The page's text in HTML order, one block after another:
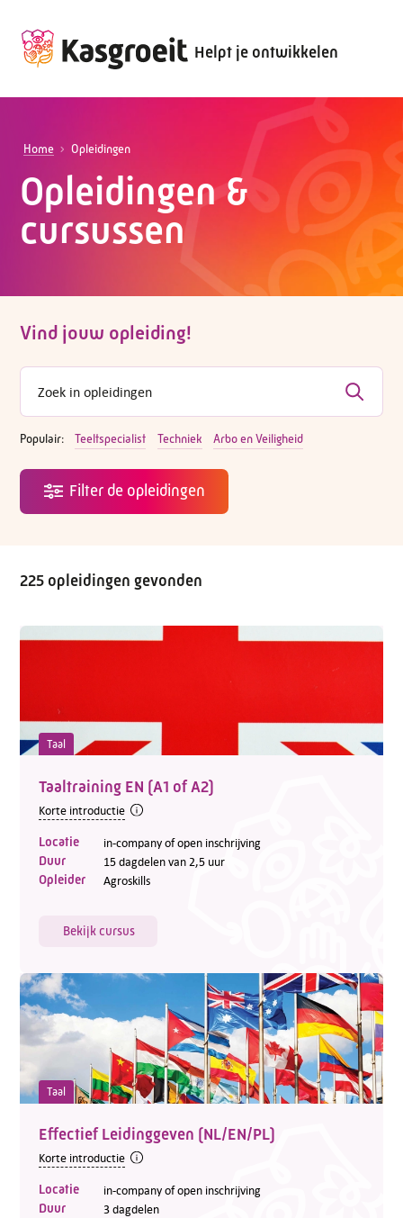
Helpt je ontwikkelen
Home Opleidingen
Opleidingen &
cursussen
Vind jouw opleiding!
Populair: Teeltspecialist Techniek Arbo en Veiligheid
225 opleidingen gevonden
Taal
Taaltraining EN (A1 of A2)
Korte introductie
Locatie in-company of open inschrijving
Duur 15 dagdelen van 2,5 uur
Opleider Agroskills
Bekijk cursus
Taal
Effectief Leidinggeven (NL/EN/PL)
Korte introductie
Locatie in-company of open inschrijving
Duur 3 dagdelen